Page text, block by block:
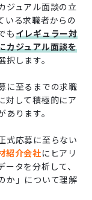
ジュアル面談の立
いる求職者からの
もイレギュラー対
カジュアル面談を
します。
に至るまでの求職
対して積極的にア
ります。
式応募に至らない
紹介会社にヒアリ
ータを分析して、
か」について理解